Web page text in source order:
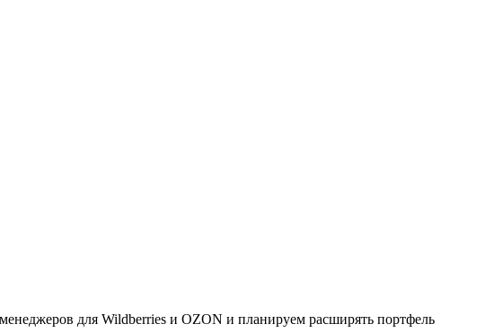
для Wildberries и OZON и планируем расширять портфель